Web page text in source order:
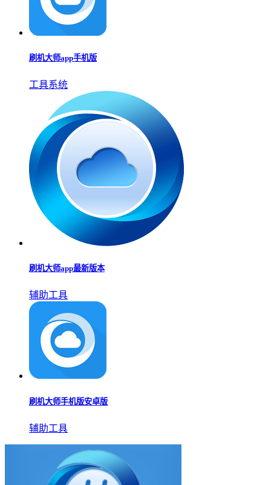
刷机大师app手机版
工具系统
刷机大师app最新版本
辅助工具
刷机大师手机版安卓版
辅助工具